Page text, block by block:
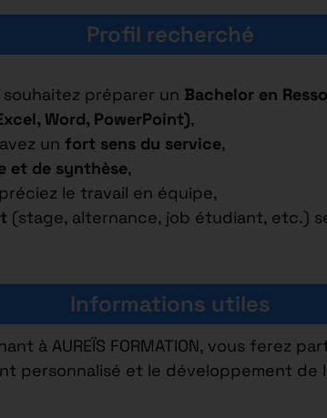
Profil recherché
préparer un Bachelor en
Word, PowerPoint),
un fort sens du service,
et de synthèse,
le travail en équipe,
(stage, alternance, job étudiant, etc.)
Informations utiles
à AUREÏS FORMATION, vous ferez
personnalisé et le développement de